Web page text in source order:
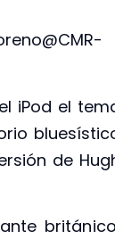
iPod el
de